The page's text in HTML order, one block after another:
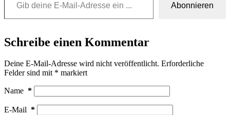
Abonnieren
Schreibe einen Kommentar
Deine E-Mail-Adresse wird nicht veröffentlicht. Erforderliche
Felder sind mit * markiert
Name *
E-Mail *